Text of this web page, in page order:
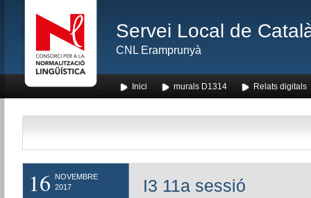
Servei Local de
CNL Eramprunyà
Inici murals D1314 Relats digitals
16
NOVEMBRE
2017
I3 11a sessió